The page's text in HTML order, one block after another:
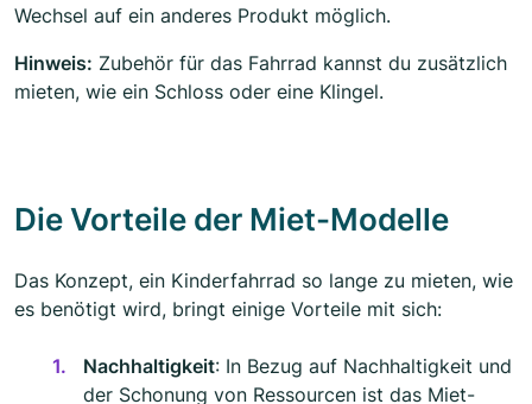
Wechsel auf ein anderes Produkt möglich.
Hinweis: Zubehör für das Fahrrad kannst du zusätzlich
mieten, wie ein Schloss oder eine Klingel.
Die Vorteile der Miet-Modelle
Das Konzept, ein Kinderfahrrad so lange zu mieten, wie
es benötigt wird, bringt einige Vorteile mit sich:
Nachhaltigkeit: In Bezug auf Nachhaltigkeit und
der Schonung von Ressourcen ist das Miet-